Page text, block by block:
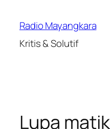
Radio Mayangkara
Kritis & Solutif
Lupa